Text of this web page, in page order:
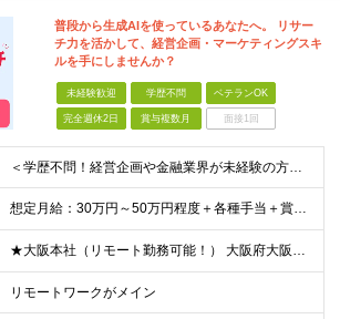
普段から生成AIを使っているあなたへ。 リサー
チ力を活かして、経営企画・マーケティングスキ
ルを手にしませんか？
未経験歓迎 学歴不問 ベテランOK
完全週休2日 賞与複数月 面接1回
＜学歴不問！経営企画や金融業界が未経験の方も歓迎★＞ ■仕事やプライベートで、ChatGPTなどの生成AIを使ったことがある方 ■インターネットを使ったリサーチや情報収集が得意な方 ■集めた情報を分か
想定月給：30万円～50万円程度＋各種手当＋賞与年2回 ※想定年収：400万円～600万円 ※経験・能力等考慮の上、規定により優遇 ※上記月給には固定残業代を含みます。固定残業代は、時間外労働の有無に
★大阪本社（リモート勤務可能！） 大阪府大阪市北区梅田2丁目5番6号 桜橋八千代ビル9階 ★新オフィスへ移転予定！駅直結ビルです♪ （移転後の住所） 大阪府大阪市中央区安土町3丁目5-13 本町ガーデ
リモートワークがメイン